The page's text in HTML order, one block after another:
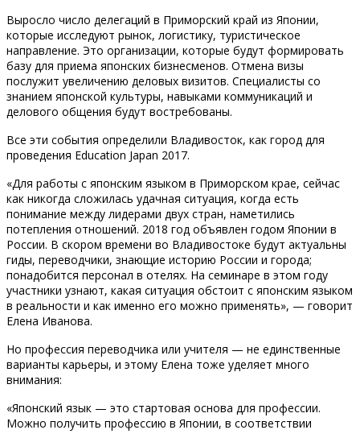
Выросло число делегаций в Приморский край из Японии,
которые исследуют рынок, логистику, туристическое
направление. Это организации, которые будут формировать
базу для приема японских бизнесменов. Отмена визы
послужит увеличению деловых визитов. Специалисты со
знанием японской культуры, навыками коммуникаций и
делового общения будут востребованы.
Все эти события определили Владивосток, как город для
проведения Education Japan 2017.
«Для работы с японским языком в Приморском крае, сейчас
как никогда сложилась удачная ситуация, когда есть
понимание между лидерами двух стран, наметились
потепления отношений. 2018 год объявлен годом Японии в
России. В скором времени во Владивостоке будут актуальны
гиды, переводчики, знающие историю России и города;
понадобится персонал в отелях. На семинаре в этом году
участники узнают, какая ситуация обстоит с японским языком
в реальности и как именно его можно применять», — говорит
Елена Иванова.
Но профессия переводчика или учителя — не единственные
варианты карьеры, и этому Елена тоже уделяет много
внимания:
«Японский язык — это стартовая основа для профессии.
Можно получить профессию в Японии, в соответствии